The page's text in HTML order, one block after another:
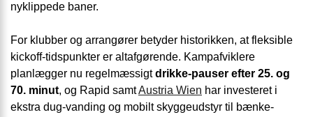
nyklippede baner.
For klubber og arrangører betyder historikken, at fleksible
kickoff-tidspunkter er altafgørende. Kamp­afviklere
planlægger nu regel­mæssigtdrikke-pauser efter 25. og
70. minut, og Rapid samtAustria Wien har investeret i
ekstra dug-vanding og mobilt skygge­udstyr til bænke­